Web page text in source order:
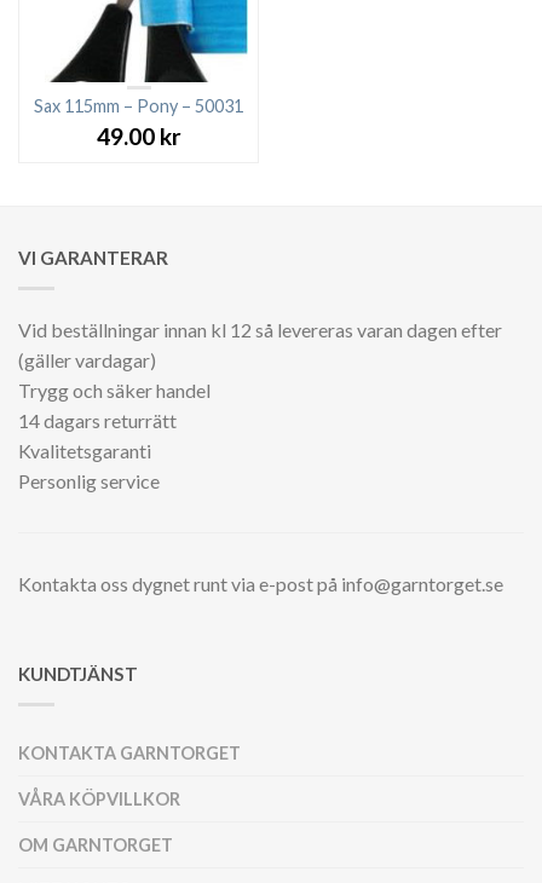
Sax 115mm – Pony – 50031
49.00 kr
VI GARANTERAR
Vid beställningar innan kl 12 så levereras varan dagen efter
(gäller vardagar)
Trygg och säker handel
14 dagars returrätt
Kvalitetsgaranti
Personlig service
Kontakta oss dygnet runt via e-post på info@garntorget.se
KUNDTJÄNST
KONTAKTA GARNTORGET
VÅRA KÖPVILLKOR
OM GARNTORGET